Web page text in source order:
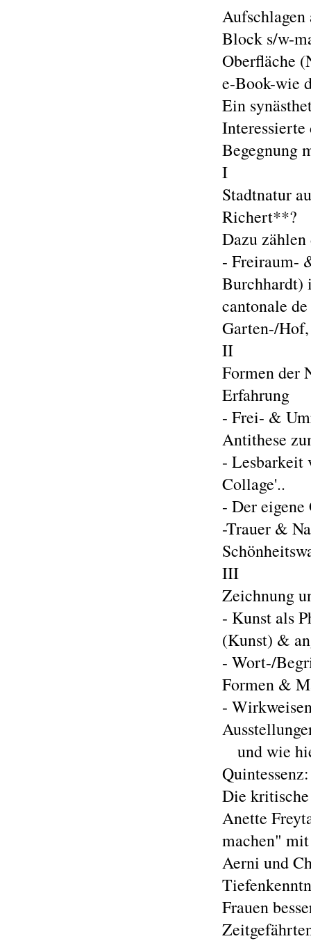
Block s/w-
Oberfläche
e-Book-wie
Ein
Begegnung
I
Stadtnatur
Richert**?
Dazu
- Freiraum-
Burchhardt)
cantonale
Garten-/
II
Formen der
Erfahrung
- Frei- &
Antithese
- Lesbarkeit
Collage'..
- Der
-Trauer &
III
Zeichnung
- Kunst als
(Kunst) &
- Wort-/
Formen &
-
und wie
Quintessenz:
Die
Anette
machen"
Aerni und
Frauen